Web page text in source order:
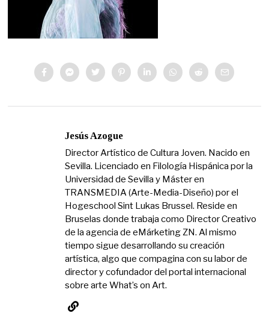
Jesús Azogue
Director Artístico de Cultura Joven. Nacido en
Sevilla. Licenciado en Filología Hispánica por la
Universidad de Sevilla y Máster en
TRANSMEDIA (Arte-Media-Diseño) por el
Hogeschool Sint Lukas Brussel. Reside en
Bruselas donde trabaja como Director Creativo
de la agencia de eMárketing ZN. Al mismo
tiempo sigue desarrollando su creación
artística, algo que compagina con su labor de
director y cofundador del portal internacional
sobre arte What’s on Art.